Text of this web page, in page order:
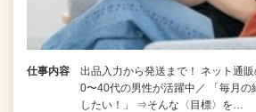
仕事内容
出品入力から発送まで！ ネット通
0〜40代の男性が活躍中／ 「毎月の
したい！」 ⇒そんな〈目標〉を…